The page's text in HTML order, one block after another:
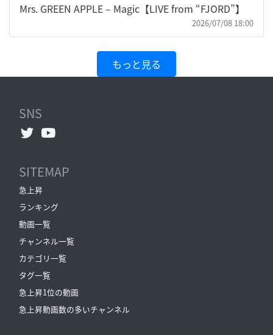
Mrs. GREEN APPLE – Magic【LIVE from “FJORD”】
2026/07/08 18:00
もっと見る
SNS
SITEMAP
急上昇
ランキング
動画一覧
チャンネル一覧
カテゴリ一覧
タグ一覧
急上昇1位の動画
急上昇動画数の多いチャンネル